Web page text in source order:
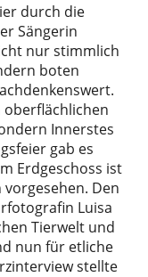
durch die
Sängerin
nur stimmlich
boten
oberflächlichen
Innerstes
gab es
Erdgeschoss ist
Den
Luisa
Tierwelt und
nun für etliche
stellte